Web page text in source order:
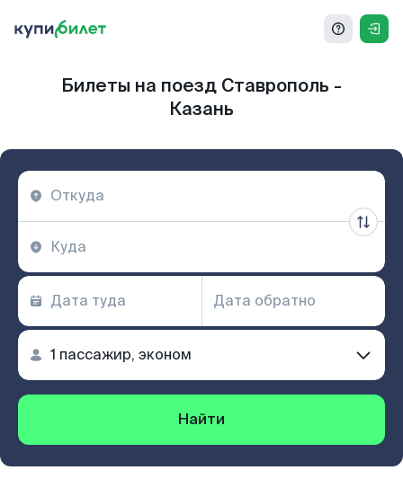
Билеты на поезд Ставрополь -
Казань
Найти